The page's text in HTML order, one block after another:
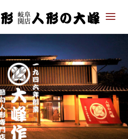
わた
の大
峰｜
ひな
人
形・
五月
人形